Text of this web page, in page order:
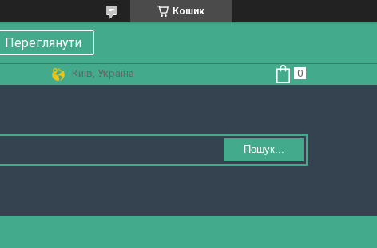
Кошик
Переглянути
Київ, Україна
Пошук...